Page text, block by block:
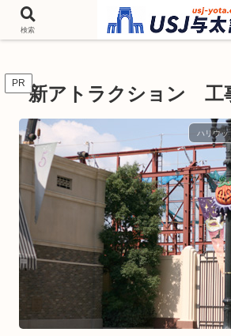
チケットやシーズンイベント ニンテンドーワール
バを歩いて情報収集してい
PR 新アトラクション 工
ハリウッ
検索